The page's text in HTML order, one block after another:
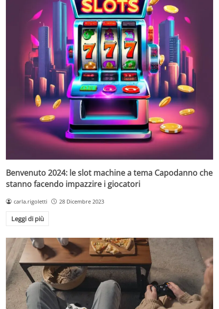
Benvenuto 2024: le slot machine a tema Capodanno che
stanno facendo impazzire i giocatori
carla.rigoletti 28 Dicembre 2023
Leggi di più